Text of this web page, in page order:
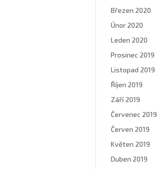
Březen 2020
Únor 2020
Leden 2020
Prosinec 2019
Listopad 2019
Říjen 2019
Září 2019
Červenec 2019
Červen 2019
Květen 2019
Duben 2019